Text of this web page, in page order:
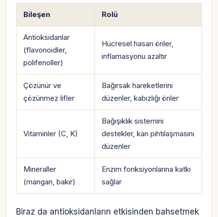
Bileşen Rolü
Antioksidanlar
(flavonoidler,
polifenoller)
Hücresel hasarı önler,
inflamasyonu azaltır
Çözünür ve
çözünmez lifler
Bağırsak hareketlerini
düzenler, kabızlığı önler
Vitaminler (C, K)
Bağışıklık sistemini
destekler, kan pıhtılaşmasını
düzenler
Mineraller
(mangan, bakır)
Enzim fonksiyonlarına katkı
sağlar
Biraz da antioksidanların etkisinden bahsetmek